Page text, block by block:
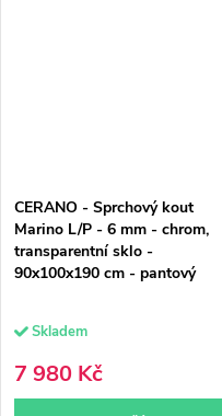
CERANO - Sprchový kout
Marino L/P - 6 mm - chrom,
transparentní sklo -
90x100x190 cm - pantový
Skladem
7 980 Kč